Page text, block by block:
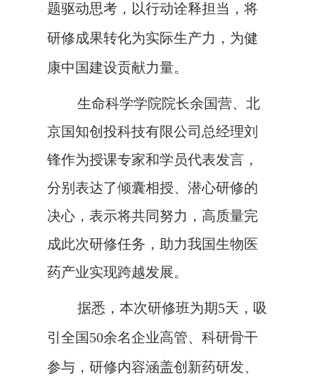
题驱动思考，以行动诠释担当，将
研修成果转化为实际生产力，为健
康中国建设贡献力量。
生命科学学院院长余国营、北
京国知创投科技有限公司总经理刘
锋作为授课专家和学员代表发言 ，
分别表达了倾囊相授、潜心研修的
决心，表示将共同努力，高质量完
成此次研修任务， 助力我国生物医
药产业实现跨越发展。
据悉，本次研修班为期5天，吸
引全国50余名企业高管、科研骨干
参与，研修内容涵盖创新药研发、